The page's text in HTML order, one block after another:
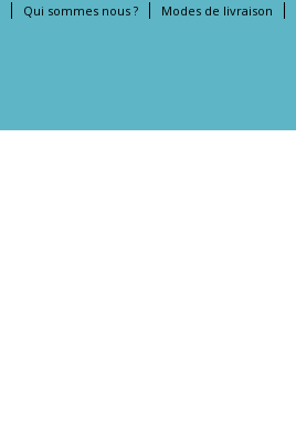
Qui sommes nous ? Modes de livraison